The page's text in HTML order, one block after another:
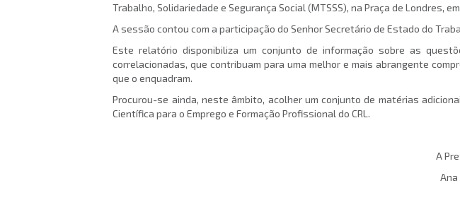
Trabalho, Solidariedade e Segurança Social (MTSSS), na Praça de Londres,
A sessão contou com a participação do Senhor Secretário de Estado do
Este relatório disponibiliza um conjunto de informação sobre as
correlacionadas, que contribuam para uma melhor e mais abrangente
que o enquadram.
Procurou-se ainda, neste âmbito, acolher um conjunto de matérias
Científica para o Emprego e Formação Profissional do CRL.
A
Ana